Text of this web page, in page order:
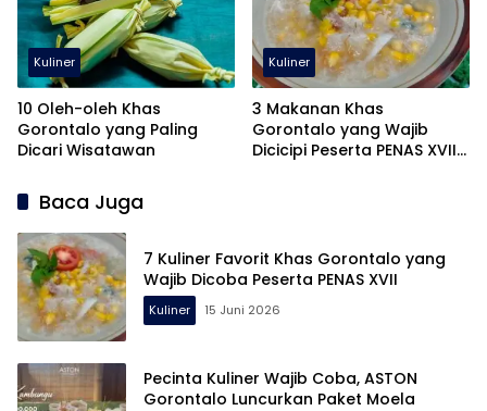
Kuliner
10 Oleh-oleh Khas
Gorontalo yang Paling
Dicari Wisatawan
Kuliner
3 Makanan Khas
Gorontalo yang Wajib
Dicicipi Peserta PENAS XVII
Baca Juga
7 Kuliner Favorit Khas Gorontalo yang
Wajib Dicoba Peserta PENAS XVII
Kuliner 15 Juni 2026
Pecinta Kuliner Wajib Coba, ASTON
Gorontalo Luncurkan Paket Moela